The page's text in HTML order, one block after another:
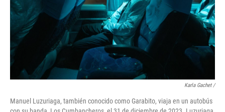
Karla Gachet/
Manuel Luzuriaga, también conocido como Garabito, viaja en un autobús